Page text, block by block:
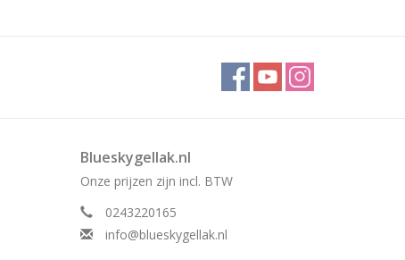
Blueskygellak.nl
Onze prijzen zijn incl. BTW
0243220165
info@blueskygellak.nl